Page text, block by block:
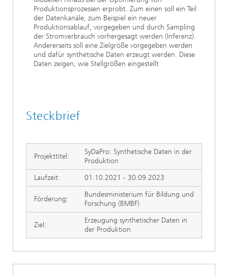
Produktionsprozessen erprobt. Zum einen soll ein Teil
der Datenkanäle, zum Beispiel ein neuer
Produktionsablauf, vorgegeben und durch Sampling
der Stromverbrauch vorhergesagt werden (Inferenz).
Andererseits soll eine Zielgröße vorgegeben werden
und dafür synthetische Daten erzeugt werden. Diese
Daten zeigen, wie Stellgrößen eingestellt
Steckbrief
Projekttitel:
SyDaPro: Synthetische Daten in der
Produktion
Laufzeit:
01.10.2021 - 30.09.2023
Förderung:
Bundesministerium für Bildung und
Forschung (BMBF)
Ziel:
Erzeugung synthetischer Daten in
der Produktion